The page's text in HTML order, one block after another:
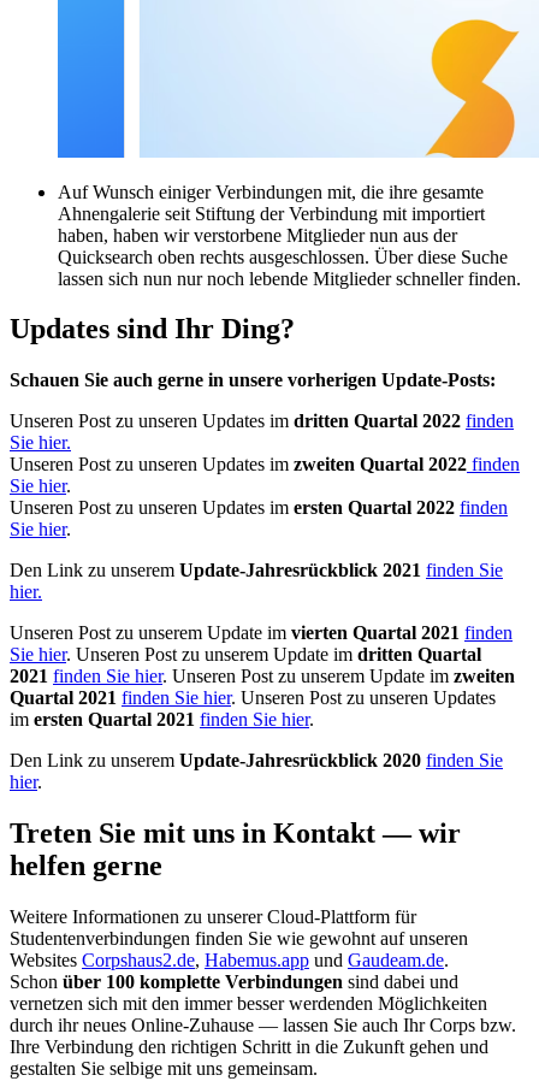
Auf Wunsch einiger Verbindungen mit, die ihre gesamte
Ahnengalerie seit Stiftung der Verbindung mit importiert
haben, haben wir verstorbene Mitglieder nun aus der
Quicksearch oben rechts ausgeschlossen. Über diese Suche
lassen sich nun nur noch lebende Mitglieder schneller finden.
Updates sind Ihr Ding?
Schauen Sie auch gerne in unsere vorherigen Update-Posts:
Unseren Post zu unseren Updates im dritten Quartal 2022 finden
Sie hier.
Unseren Post zu unseren Updates im zweiten Quartal 2022 finden
Sie hier.
Unseren Post zu unseren Updates im ersten Quartal 2022 finden
Sie hier.
Den Link zu unserem Update-Jahresrückblick 2021 finden Sie
hier.
Unseren Post zu unserem Update im vierten Quartal 2021 finden
Sie hier. Unseren Post zu unserem Update im dritten Quartal
2021 finden Sie hier. Unseren Post zu unserem Update im zweiten
Quartal 2021 finden Sie hier. Unseren Post zu unseren Updates
im ersten Quartal 2021 finden Sie hier.
Den Link zu unserem Update-Jahresrückblick 2020 finden Sie
hier.
Treten Sie mit uns in Kontakt — wir
helfen gerne
Weitere Informationen zu unserer Cloud-Plattform für
Studentenverbindungen finden Sie wie gewohnt auf unseren
Websites Corpshaus2.de, Habemus.app und Gaudeam.de.
Schon über 100 komplette Verbindungen sind dabei und
vernetzen sich mit den immer besser werdenden Möglichkeiten
durch ihr neues Online-Zuhause — lassen Sie auch Ihr Corps bzw.
Ihre Verbindung den richtigen Schritt in die Zukunft gehen und
gestalten Sie selbige mit uns gemeinsam.